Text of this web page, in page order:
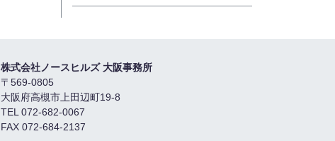
株式会社ノースヒルズ 大阪事務所
〒569-0805
大阪府高槻市上田辺町19-8
TEL 072-682-0067
FAX 072-684-2137